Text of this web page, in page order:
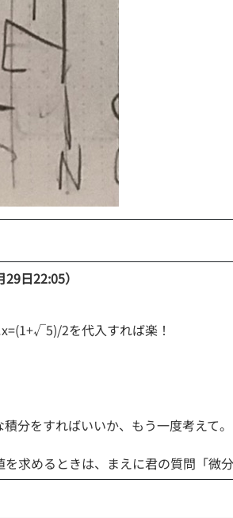
29日22:05）
2を代入すれば楽！
分をすればいいか、もう一度考えて。
求めるときは、まえに君の質問「微